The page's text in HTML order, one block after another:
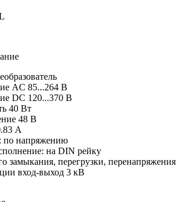
AC 85...264 В
DC 120...370 В
40 Вт
48 В
А
по напряжению
на DIN рейку
замыкания, перегрузки, перенапряжения
вход-выход 3 кВ